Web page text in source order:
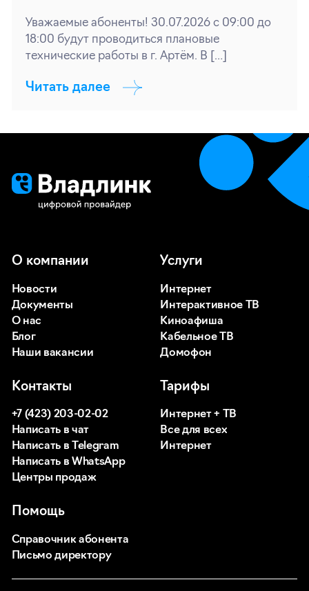
Уважаемые абоненты! 30.07.2026 с 09:00 до
18:00 будут проводиться плановые
технические работы в г. Артём. В […]
Читать далее
О компании
Новости
Документы
О нас
Блог
Наши вакансии
Услуги
Интернет
Интерактивное ТВ
Киноафиша
Кабельное ТВ
Домофон
Помощь
Справочник абонента
Письмо директору
Тарифы
Интернет + ТВ
Все для всех
Интернет
Контакты
+7 (423) 203-02-02
Написать в чат
Написать в Telegram
Написать в WhatsApp
Центры продаж